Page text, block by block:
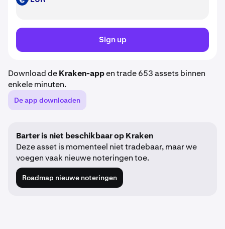
Sign up
Download deKraken-appen trade 653 assets binnen
enkele minuten.
De app downloaden
Barter is niet beschikbaar op Kraken
Deze asset is momenteel niet tradebaar, maar we
voegen vaak nieuwe noteringen toe.
Roadmap nieuwe noteringen